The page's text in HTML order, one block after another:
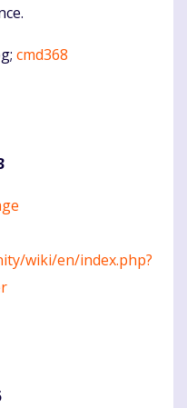
cmd368
wiki/en/index.php?